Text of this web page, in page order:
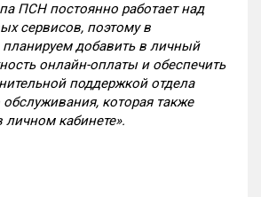
ПСН постоянно работает над
сервисов, поэтому в
добавить в личный
онлайн-оплаты и обеспечить
поддержкой отдела
которая также
личном кабинете».